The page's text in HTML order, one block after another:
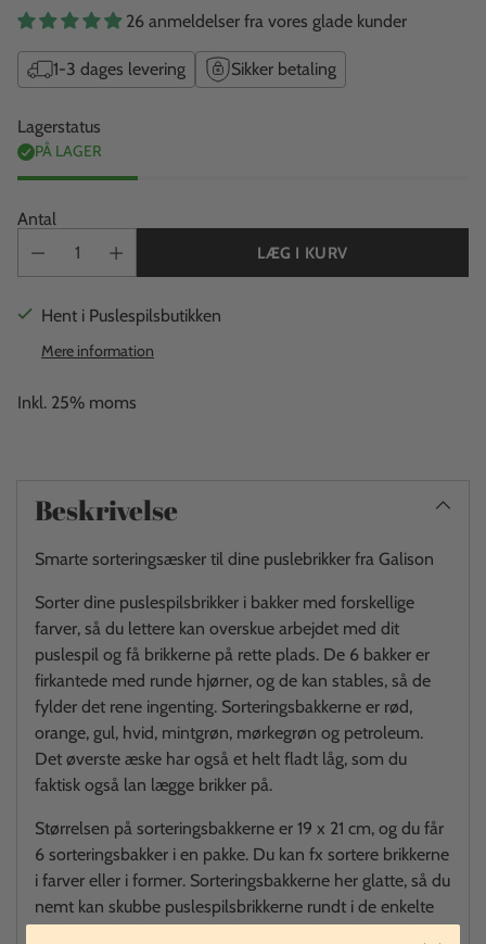
26 anmeldelser fra vores glade kunder
1-3 dages levering Sikker betaling
Lagerstatus
PÅ LAGER
Antal
LÆG I KURV
Hent i Puslespilsbutikken
Mere information
Inkl. 25% moms
Beskrivelse
Smarte sorteringsæsker til dine puslebrikker fra Galison
Sorter dine puslespilsbrikker i bakker med forskellige
farver, så du lettere kan overskue arbejdet med dit
puslespil og få brikkerne på rette plads. De 6 bakker er
firkantede med runde hjørner, og de kan stables, så de
fylder det rene ingenting. Sorteringsbakkerne er rød,
orange, gul, hvid, mintgrøn, mørkegrøn og petroleum.
Det øverste æske har også et helt fladt låg, som du
faktisk også lan lægge brikker på.
Størrelsen på sorteringsbakkerne er 19 x 21 cm, og du får
6 sorteringsbakker i en pakke. Du kan fx sortere brikkerne
i farver eller i former. Sorteringsbakkerne her glatte, så du
nemt kan skubbe puslespilsbrikkerne rundt i de enkelte